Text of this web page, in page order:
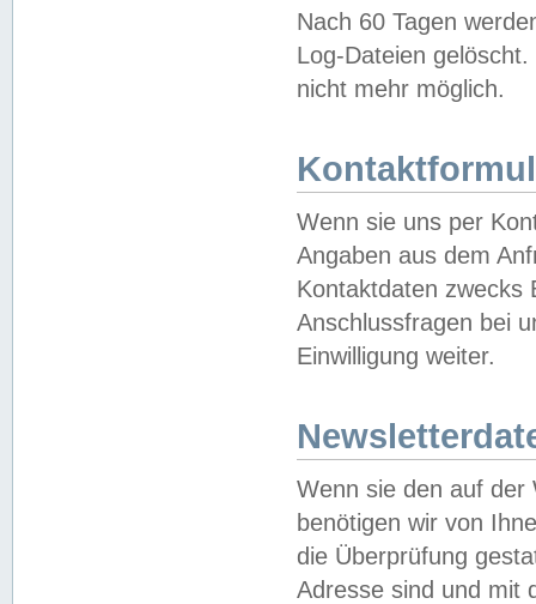
Nach 60 Tagen
Log-Dateien
nicht mehr möglich.
Wenn sie uns per
Angaben aus dem
Kontaktdaten zwecks
Anschlussfragen bei
Einwilligung weiter.
Wenn sie den auf der
benötigen wir von
die Überprüfung
Adresse sind und mit